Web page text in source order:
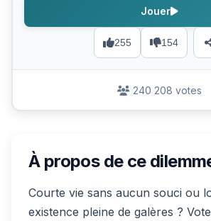
255 154
Jouer
240 208 votes
À propos de ce
Courte vie sans aucun souci ou
existence pleine de galères ?